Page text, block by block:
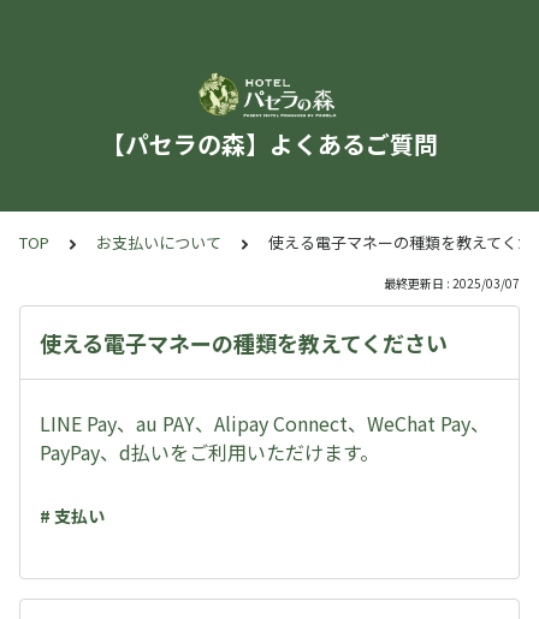
【パセラの森】よくあるご質問
TOP お支払いについて 使える電子マネーの種類を教えてくだ
最終更新日 : 2025/03/07
使える電子マネーの種類を教えてください
LINE Pay、au PAY、Alipay Connect、WeChat Pay、
PayPay、d払いをご利用いただけます。
# 支払い